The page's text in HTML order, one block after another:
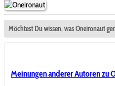
Möchtest Du wissen, was Oneironaut
Meinungen anderer Autoren zu